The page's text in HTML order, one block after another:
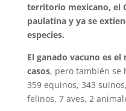
territorio mexicano, el
paulatina y ya se
especies.
El ganado vacuno es el
casos, pero también se
359 equinos, 343
felinos, 7 aves, 2